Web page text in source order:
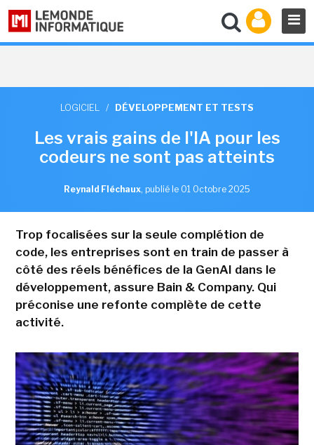
LOGICIEL / DÉVELOPPEMENT ET TESTS
Les vrais gains de l'IA pour les
codeurs ne sont pas atteints
Reynald Fléchaux, publié le 01 Octobre 2025
Trop focalisées sur la seule complétion de
code, les entreprises sont en train de passer à
côté des réels bénéfices de la GenAI dans le
développement, assure Bain & Company. Qui
préconise une refonte complète de cette
activité.